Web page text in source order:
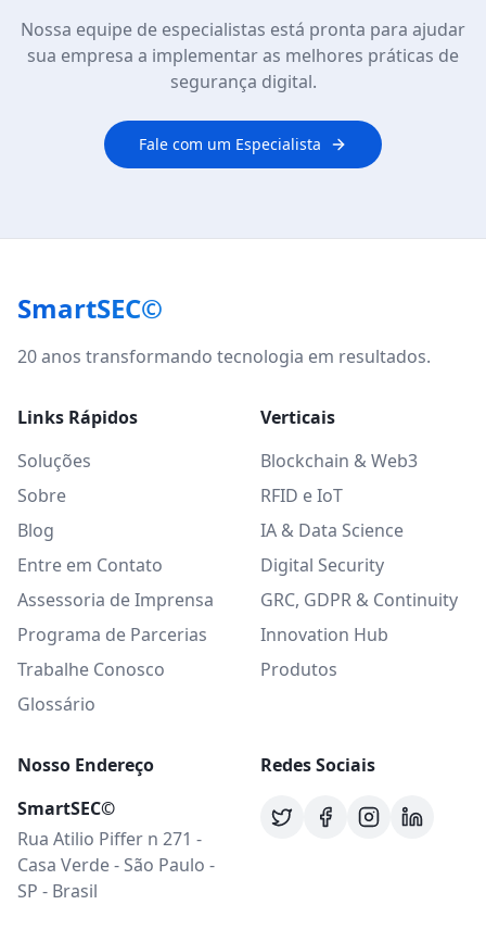
Nossa equipe de especialistas está pronta para ajudar
sua empresa a implementar as melhores práticas de
segurança digital.
Fale com um Especialista
SmartSEC©
20 anos transformando tecnologia em resultados.
Links Rápidos
Soluções
Sobre
Blog
Entre em Contato
Assessoria de Imprensa
Programa de Parcerias
Trabalhe Conosco
Glossário
Verticais
Blockchain & Web3
RFID e IoT
IA & Data Science
Digital Security
GRC, GDPR & Continuity
Innovation Hub
Produtos
Nosso Endereço
SmartSEC©
Rua Atilio Piffer n 271 -
Casa Verde - São Paulo -
SP - Brasil
Redes Sociais